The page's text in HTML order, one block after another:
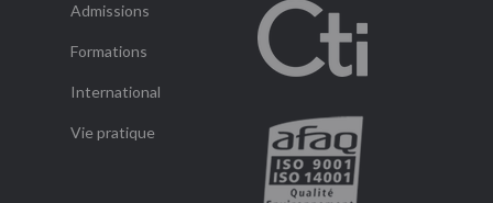
Admissions
Formations
International
Vie pratique